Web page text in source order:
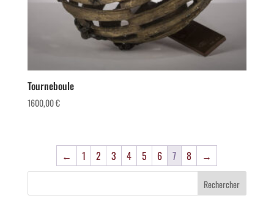
Tourneboule
1600,00€
← 1 2 3 4 5 6 7 8 →